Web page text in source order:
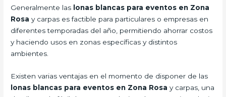
Generalmente las lonas blancas para eventos en Zona
Rosa y carpas es factible para particulares o empresas en
diferentes temporadas del año, permitiendo ahorrar costos
y haciendo usos en zonas específicas y distintos
ambientes.
Existen varias ventajas en el momento de disponer de las
lonas blancas para eventos en Zona Rosa y carpas, una